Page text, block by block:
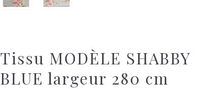
Tissu MODÈLE SHABBY
BLUE largeur 280 cm